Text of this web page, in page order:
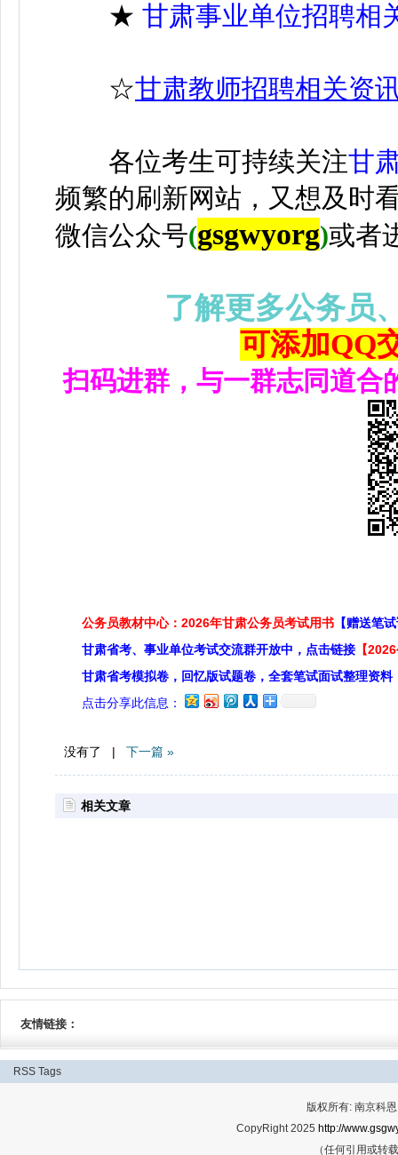
★ 甘肃事业单位招聘相
☆甘肃教师招聘相关资
各位考生可持续关注甘
频繁的刷新网站，又想及时
微信公众号(gsgwyorg)或者
了解更多公务员
可添加QQ
扫码进群，与一群志同道合
公务员教材中心：2026年甘肃公务员考试用书 【赠送笔
甘肃省考、事业单位考试交流群开放中，点击链接 【
甘肃省考模拟卷，回忆版试题卷，全套笔试面试整理资料
点击分享此信息：
没有了 | 下一篇 »
相关文章
友情链接：
RSS Tags
版权所有: 南京科
CopyRight 2025 http://
（任何引用或转